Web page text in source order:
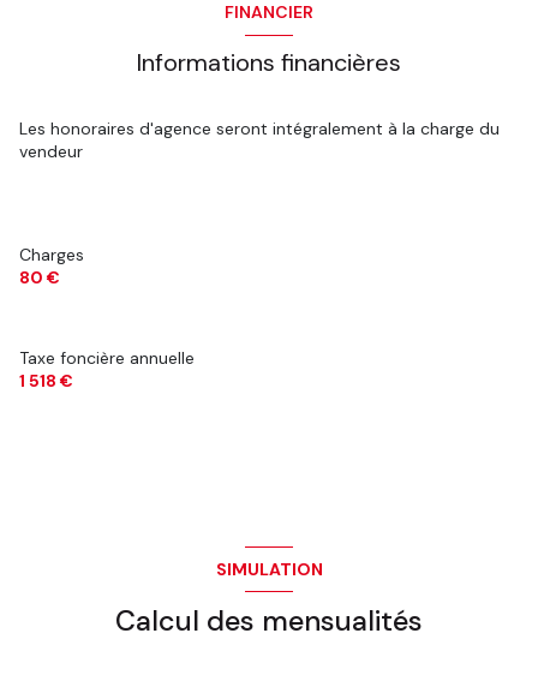
terrasse
accès handicapé
FINANCIER
Informations financières
Les honoraires d'agence seront intégralement à la charge du
vendeur
Charges
80 €
Taxe foncière annuelle
1 518 €
SIMULATION
Calcul des mensualités